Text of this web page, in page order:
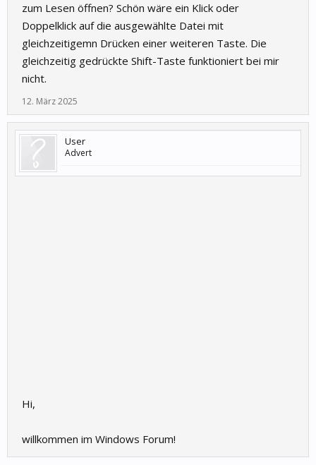
zum Lesen öffnen? Schön wäre ein Klick oder
Doppelklick auf die ausgewählte Datei mit
gleichzeitigemn Drücken einer weiteren Taste. Die
gleichzeitig gedrückte Shift-Taste funktioniert bei mir
nicht.
12. März 2025
User
Advert
Hi,
willkommen im Windows Forum!